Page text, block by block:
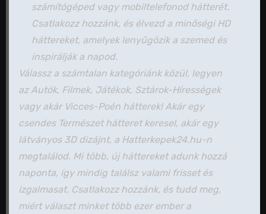
számítógéped vagy mobiltelefonod hátterét.
Csatlakozz hozzánk, és élvezd a minőségi HD
háttereket, amelyek lenyűgözik a szemed és
inspirálják a napod.
Válassz a számtalan kategóriánk közül, legyen
az Autók, Filmek, Játékok, Sztárok-Hírességek
vagy akár Vicces-Poén hátterek! Akár egy
csendes Természet hátteret keresel, akár egy
látványos 3D dizájnt, a Hatterkepek24.hu-n
megtalálod. Mi több, új háttereket adunk hozzá
naponta, így mindig találsz valami frisset és
izgalmasat. Csatlakozz hozzánk, és tudd meg,
miért választ minket több ezer ember a